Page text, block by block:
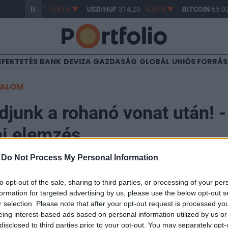
Do Not Process My Personal Information
opt-out of the sale, sharing to third parties, or processing of your
for targeted advertising by us, please use the below opt-out
selection. Please note that after your opt-out request is processed
interest-based ads based on personal information utilized by us
to third parties prior to your opt-out. You may separately
363,17 -0,61% USD/HUF 314,20 -0,87% BITCOIN65
BANK DEVIZA GAZDASÁG GLOBÁL UNIÓS
a rohanó vonat után! -
elemzés
érdemes csak vételi pozíció felvételében
követően a támaszok visszatesztje során érdemes